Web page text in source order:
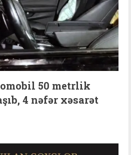
50 metrlik
4 nəfər xəsarət